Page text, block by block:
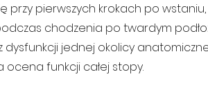
przy pierwszych krokach po wstaniu,
chodzenia po twardym
dysfunkcji jednej okolicy
ocena funkcji całej stopy.